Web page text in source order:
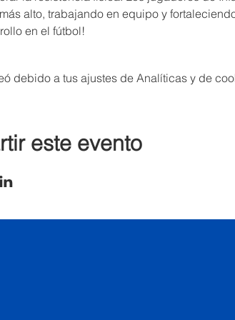
alto, trabajando en equipo y
en el fútbol!
debido a tus ajustes de Analíticas y de
este evento